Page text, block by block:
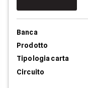
Banca
Prodotto
Tipologia carta
Circuito